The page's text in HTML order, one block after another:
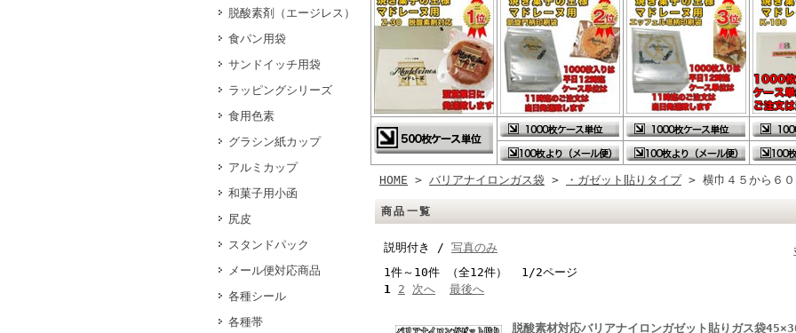
脱酸素剤（エージレス）
食パン用袋
サンドイッチ用袋
ラッピングシリーズ
食用色素
グラシン紙カップ
アルミカップ
和菓子用小函
尻皮
スタンドパック
メール便対応商品
各種シール
各種帯
HOME > バリアナイロンガス袋 > ・ガゼット貼りタイプ> 横巾４５から６０
商品一覧
説明付き / 写真のみ
1件～10件 （全12件） 1/2ページ
1 2 次へ 最後へ
脱酸素材対応バリアナイロンガゼット貼りガス袋